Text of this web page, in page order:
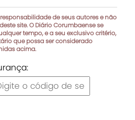
de seus autores e não
site. O Diário Corumbaense se
tempo, e a seu exclusivo critério,
que possa ser considerado
acima.